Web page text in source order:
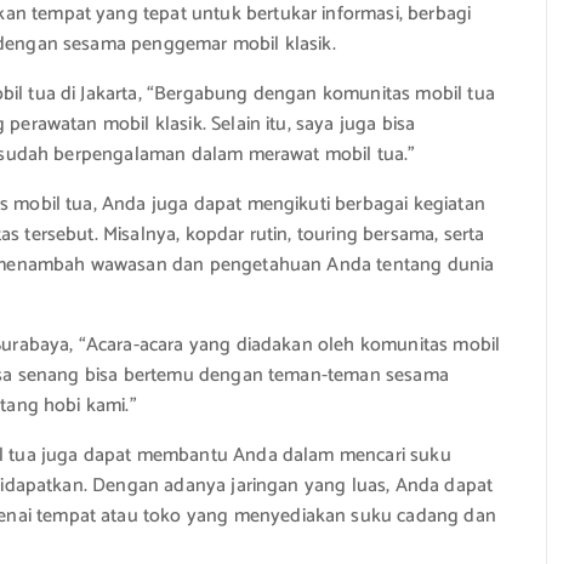
tempat yang tepat untuk bertukar informasi, berbagi
sesama penggemar mobil klasik.
tua di Jakarta, “Bergabung dengan komunitas mobil tua
mobil klasik. Selain itu, saya juga bisa
berpengalaman dalam merawat mobil tua.”
tua, Anda juga dapat mengikuti berbagai kegiatan
tersebut. Misalnya, kopdar rutin, touring bersama, serta
wawasan dan pengetahuan Anda tentang dunia
“Acara-acara yang diadakan oleh komunitas mobil
senang bisa bertemu dengan teman-teman sesama
hobi kami.”
juga dapat membantu Anda dalam mencari suku
Dengan adanya jaringan yang luas, Anda dapat
tempat atau toko yang menyediakan suku cadang dan